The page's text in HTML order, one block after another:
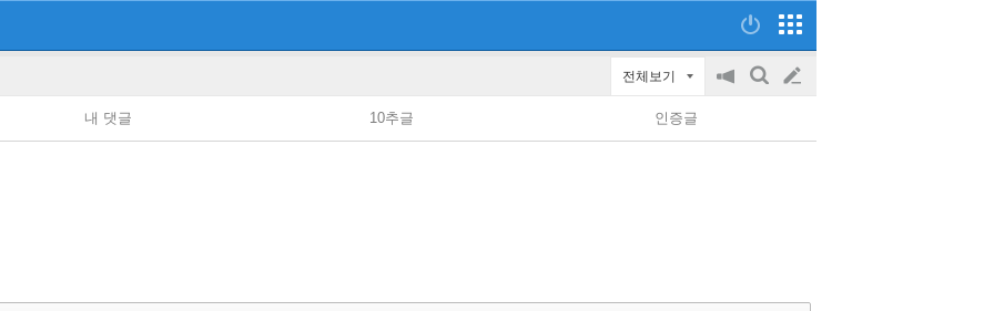
전체보기
공
on/off
검
글
쓰
내 댓글 10추글 인증글